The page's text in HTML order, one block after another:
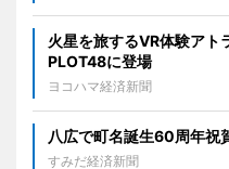
火星を旅するVR体験ア
PLOT48に登場
ヨコハマ経済新聞
八広で町名誕生60周年
すみだ経済新聞